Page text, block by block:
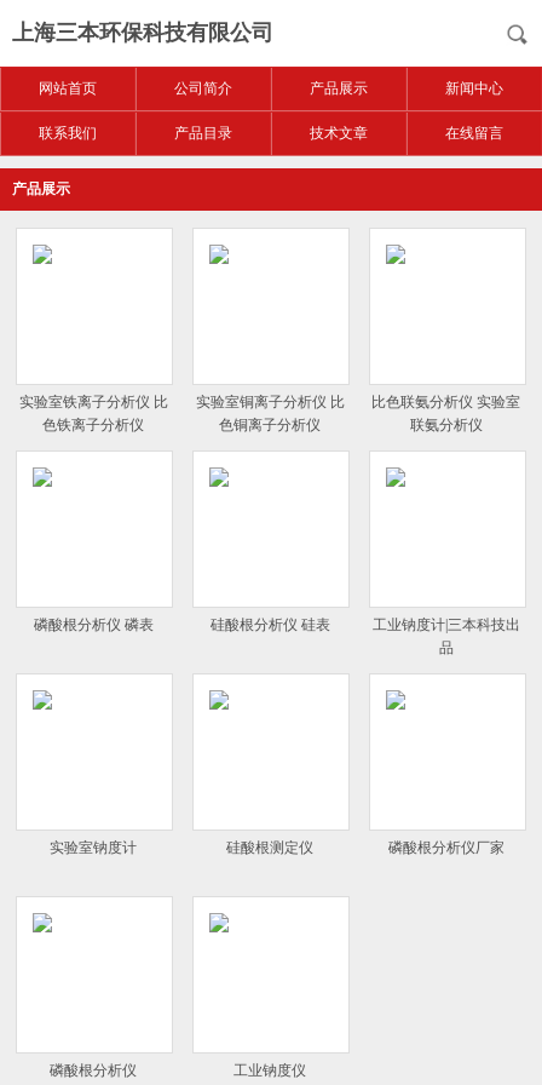
上海三本环保科技有限公司
网站首页 公司简介 产品展示 新闻中心
联系我们 产品目录 技术文章 在线留言
产品展示
实验室铁离子分析仪 比
色铁离子分析仪
实验室铜离子分析仪 比
色铜离子分析仪
比色联氨分析仪 实验室
联氨分析仪
磷酸根分析仪 磷表 硅酸根分析仪 硅表
工业钠度计|三本科技出
品
实验室钠度计 硅酸根测定仪 磷酸根分析仪厂家
磷酸根分析仪 工业钠度仪